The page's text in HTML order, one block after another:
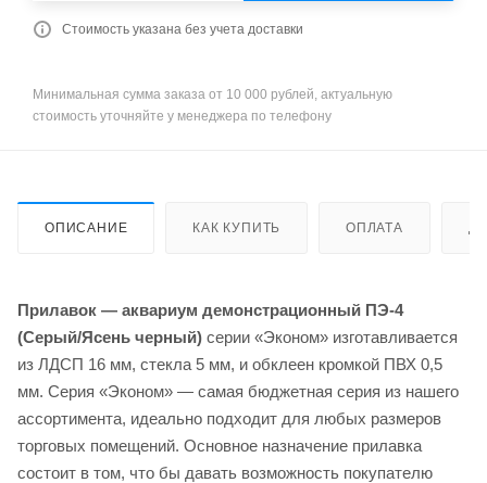
Стоимость указана без учета доставки
Минимальная сумма заказа от 10 000 рублей, актуальную
стоимость уточняйте у менеджера по телефону
ОПИСАНИЕ КАК КУПИТЬ ОПЛАТА
Прилавок — аквариум демонстрационный ПЭ-4
(Серый/Ясень черный) серии «Эконом» изготавливается
из ЛДСП 16 мм, стекла 5 мм, и обклеен кромкой ПВХ 0,5
мм. Серия «Эконом» — самая бюджетная серия из нашего
ассортимента, идеально подходит для любых размеров
торговых помещений. Основное назначение прилавка
состоит в том, что бы давать возможность покупателю